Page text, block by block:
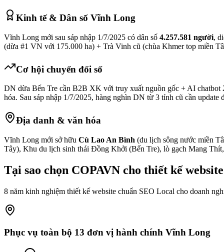
Kinh tế & Dân số Vĩnh Long
Vĩnh Long mới sau sáp nhập 1/7/2025 có dân số 4.257.581 người,
(dừa #1 VN với 175.000 ha) + Trà Vinh cũ (chùa Khmer top miền
Cơ hội chuyển đổi số
DN dừa Bến Tre cần B2B XK với truy xuất nguồn gốc + AI
hóa. Sau sáp nhập 1/7/2025, hàng nghìn DN từ 3 tỉnh cũ cần
Địa danh & văn hóa
Vĩnh Long mới sở hữu Cù Lao An Bình (du lịch sông nước miền
Tây), Khu du lịch sinh thái Đồng Khởi (Bến Tre), lò gạch Mang
Tại sao chọn COPAVN cho thiết kế
8 năm kinh nghiệm thiết kế website chuẩn SEO Local cho doanh
Phục vụ toàn bộ 13 đơn vị hành chính Vĩnh Long